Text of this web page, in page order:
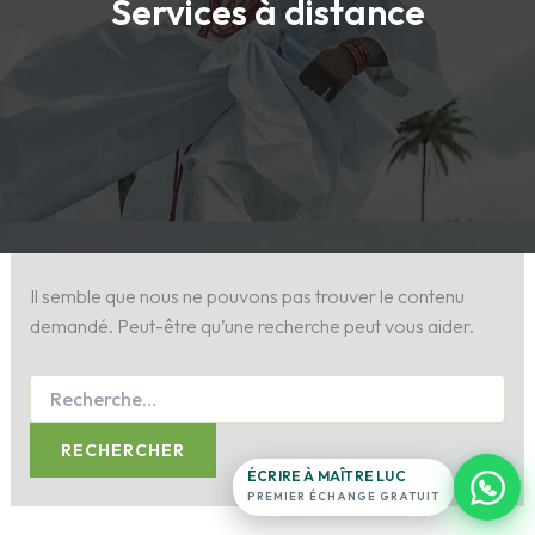
Services à distance
Il semble que nous ne pouvons pas trouver le contenu
demandé. Peut-être qu’une recherche peut vous aider.
Maître Luc
Exposez votre situation.
ligne du
temple
16
ÉCRIRE À MAÎTRE LUC
PREMIER ÉCHANGE GRATUIT